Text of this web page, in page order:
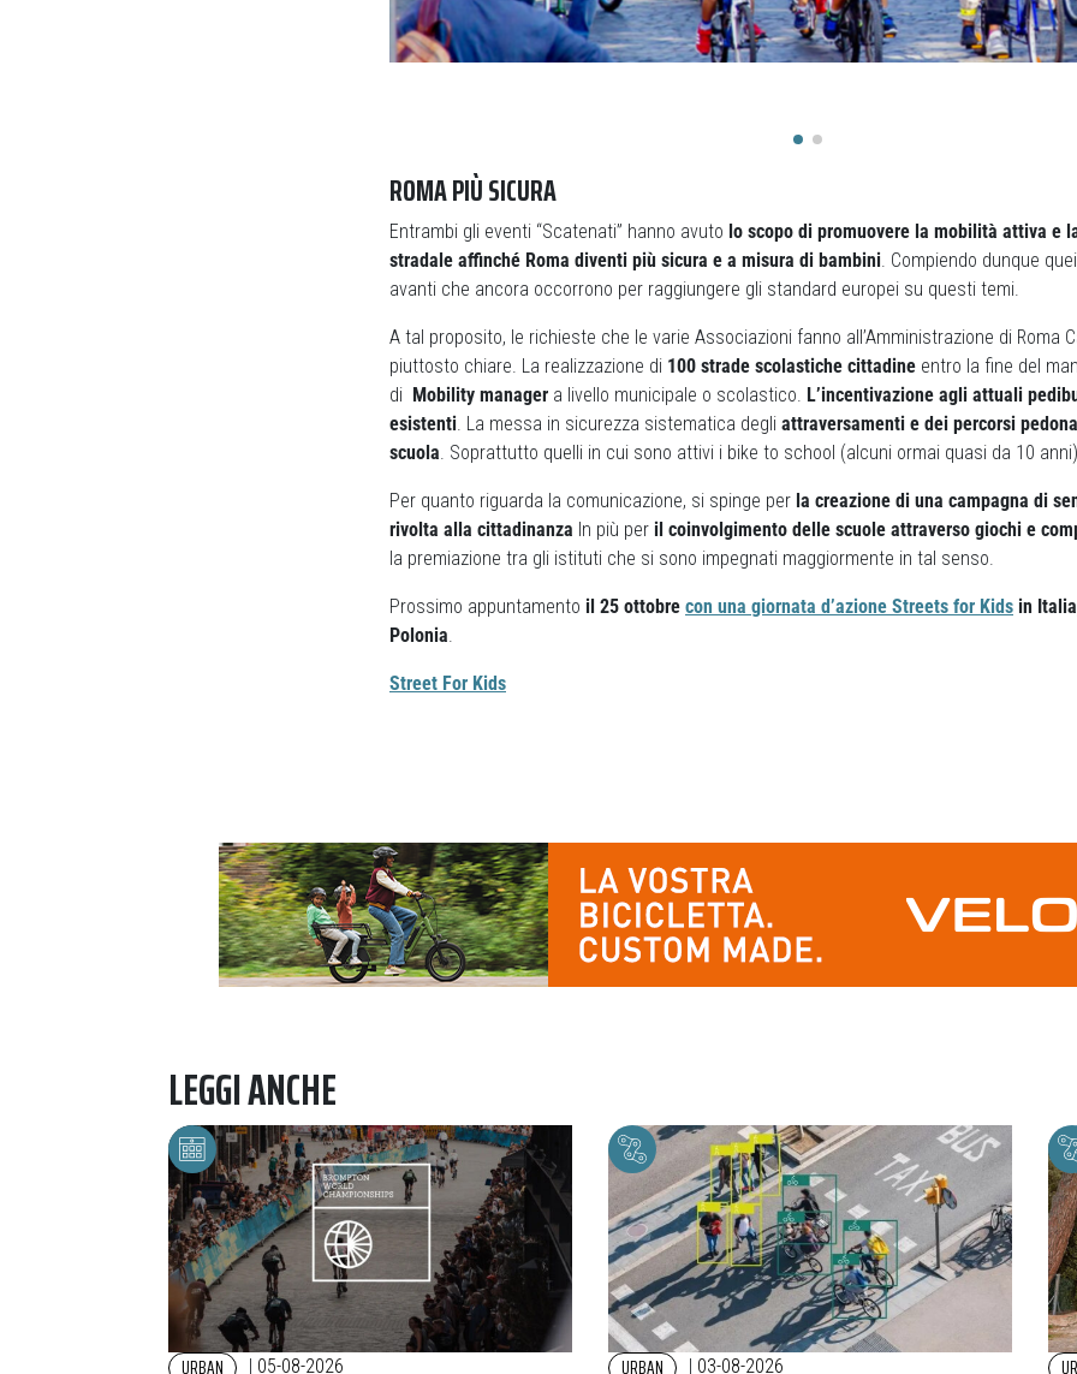
ROMA PIÙ SICURA
Entrambi gli eventi “Scatenati” hanno avuto lo scopo di promuovere la mobilità attiva e
stradale affinché Roma diventi più sicura e a misura di bambini. Compiendo dunque
avanti che ancora occorrono per raggiungere gli standard europei su questi temi.
A tal proposito, le richieste che le varie Associazioni fanno all’Amministrazione di Roma
piuttosto chiare. La realizzazione di 100 strade scolastiche cittadine entro la fine del
di Mobility manager a livello municipale o scolastico. L’incentivazione agli attuali
esistenti. La messa in sicurezza sistematica degli attraversamenti e dei percorsi
scuola. Soprattutto quelli in cui sono attivi i bike to school (alcuni ormai quasi da 10
Per quanto riguarda la comunicazione, si spinge per la creazione di una campagna di
rivolta alla cittadinanza In più per il coinvolgimento delle scuole attraverso giochi e
la premiazione tra gli istituti che si sono impegnati maggiormente in tal senso.
Prossimo appuntamento il 25 ottobre con una giornata d’azione Streets for Kids in
Polonia.
Street For Kids
LEGGI ANCHE
URBAN 05-08-2026 URBAN 03-08-2026